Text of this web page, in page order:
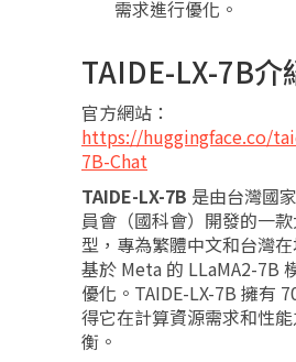
需求進行優化。
TAIDE-LX-7B介
官方網站：
https://huggingface.co/
7B-Chat
TAIDE-LX-7B 是由台灣國
員會（國科會）開發的一
型，專為繁體中文和台灣在
基於 Meta 的 LLaMA2-7B
優化。TAIDE-LX-7B 擁有
得它在計算資源需求和性
衡。